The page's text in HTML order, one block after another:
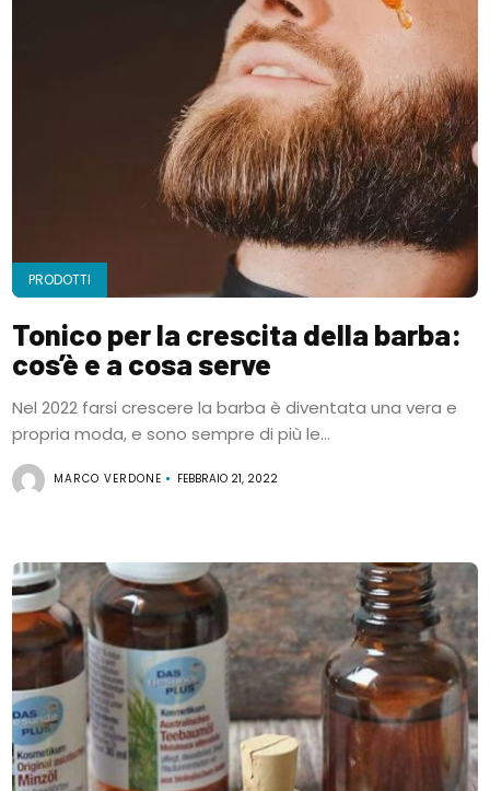
PRODOTTI
Tonico per la crescita della barba:
cos’è e a cosa serve
Nel 2022 farsi crescere la barba è diventata una vera e
propria moda, e sono sempre di più le...
MARCO VERDONE FEBBRAIO 21, 2022